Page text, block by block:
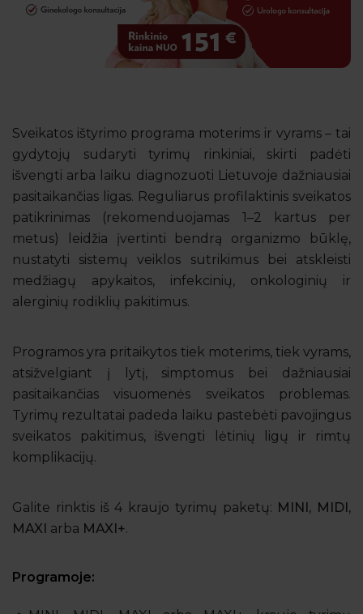
Sveikatos ištyrimo programa moterims ir vyrams – tai
gydytojų sudaryti tyrimų rinkiniai, skirti padėti
išvengti arba laiku diagnozuoti Lietuvoje dažniausiai
pasitaikančias ligas. Reguliarus profilaktinis sveikatos
patikrinimas (rekomenduojamas 1–2 kartus per
metus) leidžia įvertinti bendrą organizmo būklę,
nustatyti sistemų veiklos sutrikimus bei atskleisti
medžiagų apykaitos, infekcinių, onkologinių ir
alerginių rodiklių pakitimus.
Programos yra pritaikytos tiek moterims, tiek vyrams,
atsižvelgiant į lytį, simptomus bei dažniausiai
pasitaikančias visuomenės sveikatos problemas.
Tyrimų rezultatai padeda laiku pastebėti pavojingus
sveikatos pakitimus, išvengti lėtinių ligų ir rimtų
komplikacijų.
Galite rinktis iš 4 kraujo tyrimų paketų: MINI, MIDI,
MAXI arba MAXI+.
Programoje: